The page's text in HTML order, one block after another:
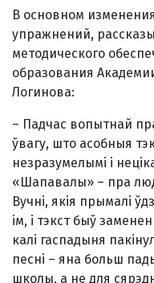
В основном
упражнений,
методического
образования
Логинова:
– Падчас вопытнай
ўвагу, што асобныя
незразумелымі і
«Шапавалы» – пра
Вучні, якія прымалі
ім, і тэкст быў
калі гаспадыня
песні – яна больш
школы, а не для